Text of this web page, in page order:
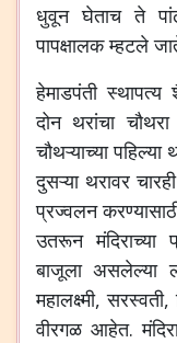
धुवून घेताच ते
पापक्षालक म्हटले
हेमाडपंती स्थापत्य
दोन थरांचा
चौथऱ्याच्या
दुसऱ्या थरावर
प्रज्वलन
उतरून मंदिराच्या
बाजूला असलेल्या
महालक्ष्मी, सरस्वती,
वीरगळ आहेत.